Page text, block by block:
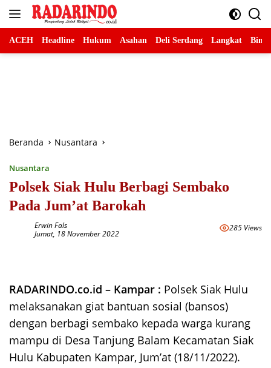
Langsung
ACEH Headline Hukum Asahan Deli Serdang Langkat
Beranda Nusantara
Nusantara
Polsek Siak Hulu Berbagi Sembako
Pada Jum’at Barokah
Erwin Fals
Jumat, 18 November 2022
285 Views
RADARINDO.co.id – Kampar : Polsek Siak Hulu
melaksanakan giat bantuan sosial (bansos)
dengan berbagi sembako kepada warga kurang
mampu di Desa Tanjung Balam Kecamatan Siak
Hulu Kabupaten Kampar, Jum’at (18/11/2022).